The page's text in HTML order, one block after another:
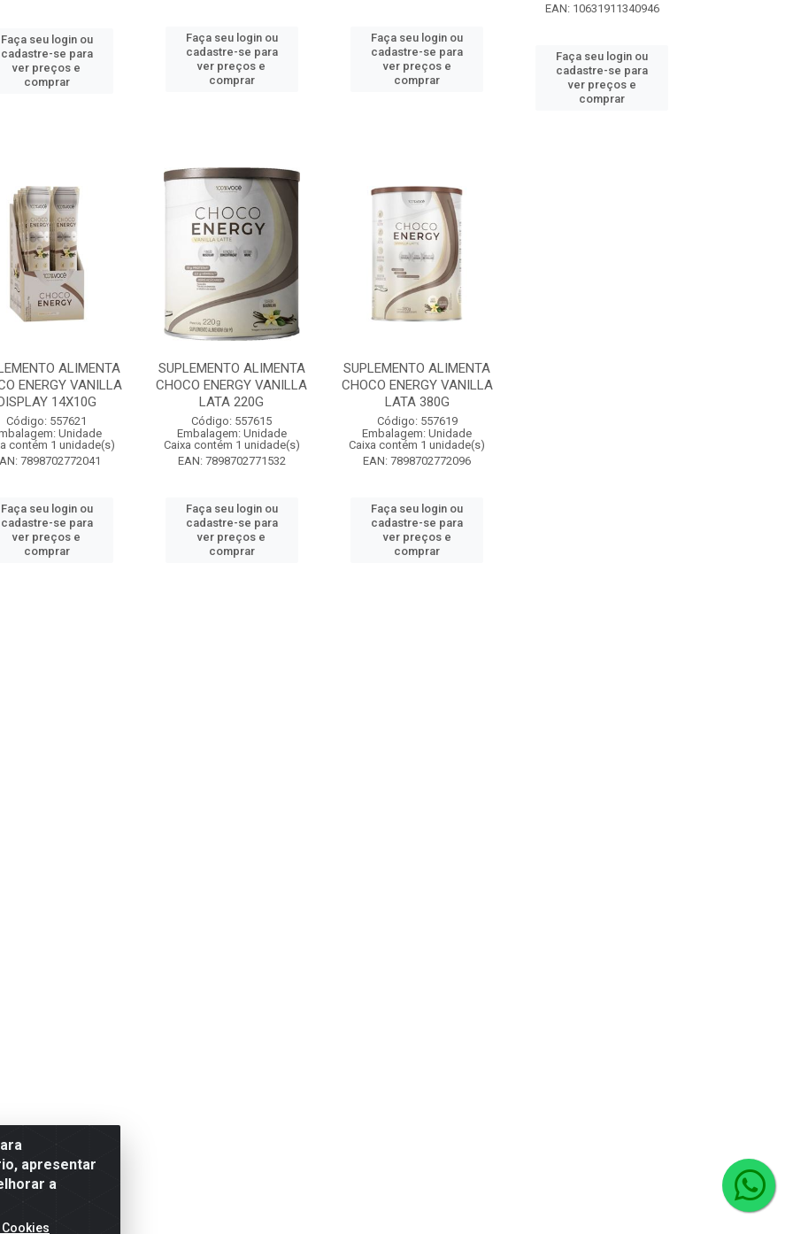
Faça seu login ou
cadastre-se para
ver preços e
comprar
Faça seu login ou
cadastre-se para
ver preços e
comprar
Faça seu login ou
cadastre-se para
ver preços e
comprar
EAN: 10631911340946
Faça seu login ou
cadastre-se para
ver preços e
comprar
ALIMENTA
ENERGY VANILLA
14X10G
Código: 557621
Unidade
contém 1 unidade(s)
7898702772041
Faça seu login ou
cadastre-se para
ver preços e
comprar
SUPLEMENTO ALIMENTA
CHOCO ENERGY VANILLA
LATA 220G
Código: 557615
Embalagem: Unidade
Caixa contém 1 unidade(s)
EAN: 7898702771532
Faça seu login ou
cadastre-se para
ver preços e
comprar
SUPLEMENTO ALIMENTA
CHOCO ENERGY VANILLA
LATA 380G
Código: 557619
Embalagem: Unidade
Caixa contém 1 unidade(s)
EAN: 7898702772096
Faça seu login ou
cadastre-se para
ver preços e
comprar
apresentar
a